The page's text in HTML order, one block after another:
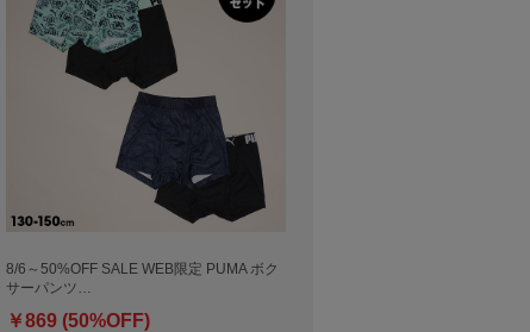
8/6～50%OFF SALE WEB限定 PUMA ボク
サーパンツ…
￥869 (50%OFF)